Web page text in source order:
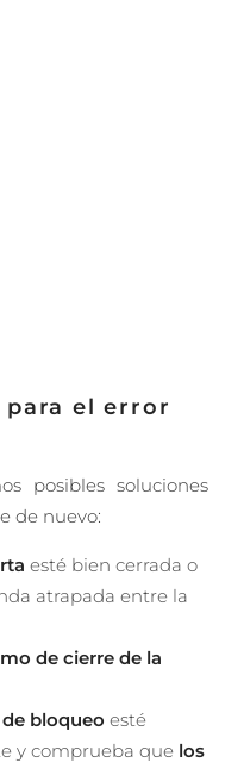
para el error
posibles soluciones
de nuevo:
esté bien cerrada o
atrapada entre la
de cierre de la
bloqueo esté
y comprueba que los